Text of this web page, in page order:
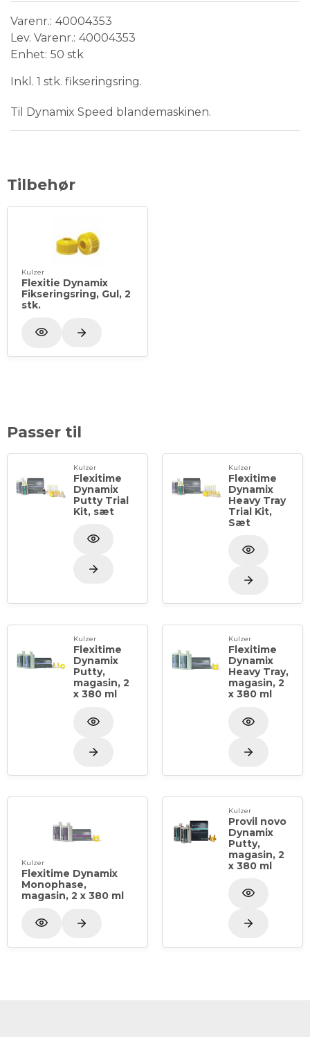
Varenr. 40004353
Lev. Varenr. 40004353
Enhet 50 stk
Inkl. 1 stk. fikseringsring.
Til Dynamix Speed blandemaskinen.
Tilbehør
Kulzer
Flexitie Dynamix
Fikseringsring, Gul, 2
stk.
Passer til
Kulzer
Flexitime
Dynamix
Putty Trial
Kit, sæt
Kulzer
Flexitime
Dynamix
Heavy Tray
Trial Kit,
Sæt
Kulzer
Flexitime
Dynamix
Putty,
magasin, 2
x 380 ml
Kulzer
Flexitime
Dynamix
Heavy Tray,
magasin, 2
x 380 ml
Kulzer
Flexitime Dynamix
Monophase,
magasin, 2 x 380 ml
Kulzer
Provil novo
Dynamix
Putty,
magasin, 2
x 380 ml